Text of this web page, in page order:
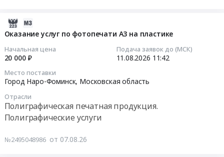
Медицинское оборудование, Медицинская техника,
Медицинский инструмент
Спортивные и туристические товары, Тренажеры,
Спортивные площадки
Оказание услуг по фотопечати А3 на пластике
Начальная цена
20 000 ₽
Подача заявок до (МСК)
11.08.2026 11:42
Место поставки
Город Наро-Фоминск, Московская область
Отрасли
Полиграфическая печатная продукция.
Полиграфические услуги
№2495048986 от 07.08.26